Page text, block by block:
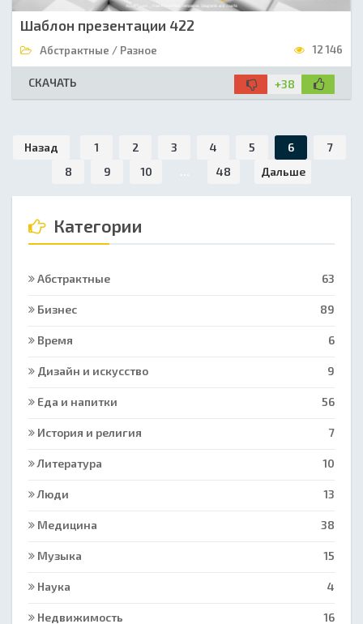
Шаблон презентации 422
Абстрактные / Разное 12 146
СКАЧАТЬ +38
Назад 1 2 3 4 5 6
7
8
9 10 48 Дальше
Категории
Абстрактные 63
Бизнес 89
Время 6
Дизайн и искусство 9
Еда и напитки 56
История и религия 7
Литература 10
Люди 13
Медицина 38
Музыка 15
Наука 4
Недвижимость 16